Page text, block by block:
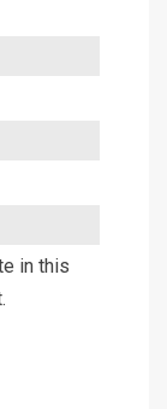
in this